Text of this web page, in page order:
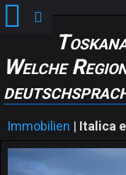
Welche
Immobilien | Italica